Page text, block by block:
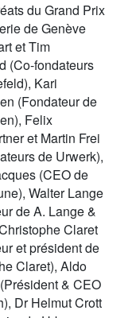
du Grand Prix
de Genève
et Tim
(Co-fondateurs
Kari
(Fondateur de
Felix
et Martin Frei
de Urwerk),
(CEO de
Walter Lange
de A. Lange &
Claret
et président de
Claret), Aldo
& CEO
Dr Helmut Crott